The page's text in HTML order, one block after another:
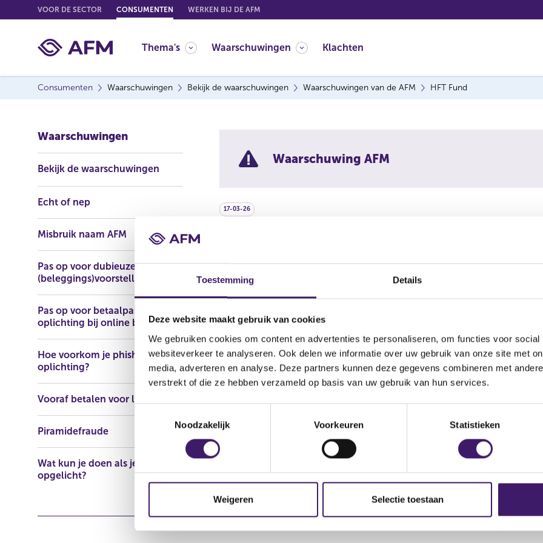
Toestemming Details
Deze website maakt gebruik van cookies
We gebruiken cookies om content en advertenties te personaliseren, om functies voor social
websiteverkeer te analyseren. Ook delen we informatie over uw gebruik van onze site met
media, adverteren en analyse. Deze partners kunnen deze gegevens combineren met
verstrekt of die ze hebben verzameld op basis van uw gebruik van hun services.
t
i
Noodzakelijk Voorkeuren Statistieken
Weigeren Selectie toestaan
o
o
VOOR DE SECTOR CONSUMENTEN WERKEN BIJ DE AFM
Thema's Waarschuwingen Klachten
Consumenten Waarschuwingen Bekijk de waarschuwingen Waarschuwingen van de AFM HFT Fund
Waarschuwingen
Bekijk de waarschuwingen
Echt of nep
Misbruik naam AFM
Pas op voor dubieuze
(beleggings)voorstellen
Pas op voor betaalpasfraude en
oplichting bij online bankieren
Hoe voorkom je phishing en
oplichting?
Vooraf betalen voor lening
Piramidefraude
Wat kun je doen als je bent
opgelicht?
Waarschuwing AFM
17-03-26
De AFM waarschuwt consumenten om niet in te gaan op aanbiedingen
Naam: HFT Fund
E-mailadres: hftfund.inquiries@gmail.com